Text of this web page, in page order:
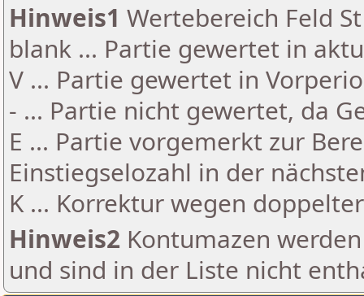
Hinweis1 Wertebereich Feld
blank ... Partie gewertet in
V ... Partie gewertet in
- ... Partie nicht gewertet, da
E ... Partie vorgemerkt zur
Einstiegselozahl in der
K ... Korrektur wegen
Hinweis2 Kontumazen
und sind in der Liste nicht